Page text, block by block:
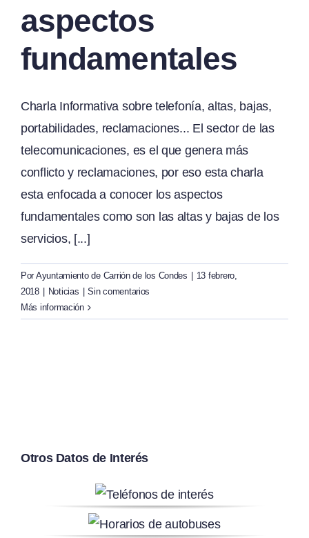
aspectos
fundamentales
Charla Informativa sobre telefonía, altas, bajas,
portabilidades, reclamaciones... El sector de las
telecomunicaciones, es el que genera más
conflicto y reclamaciones, por eso esta charla
esta enfocada a conocer los aspectos
fundamentales como son las altas y bajas de los
servicios, [...]
Por Ayuntamiento de Carrión de los Condes
13 febrero,
2018
Noticias
Sin comentarios
Más información
Otros Datos de Interés